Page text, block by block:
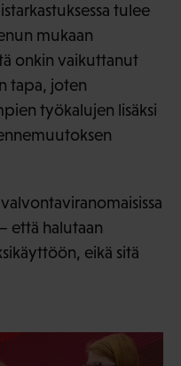
tulee
mukaan
onkin vaikuttanut
tapa, joten
työkalujen lisäksi
että halutaan
eikä sitä